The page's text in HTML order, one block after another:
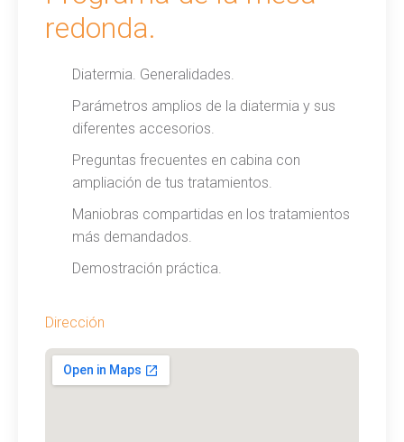
redonda.
Diatermia. Generalidades.
Parámetros amplios de la diatermia y sus
diferentes accesorios.
Preguntas frecuentes en cabina con
ampliación de tus tratamientos.
Maniobras compartidas en los tratamientos
más demandados.
Demostración práctica.
Dirección